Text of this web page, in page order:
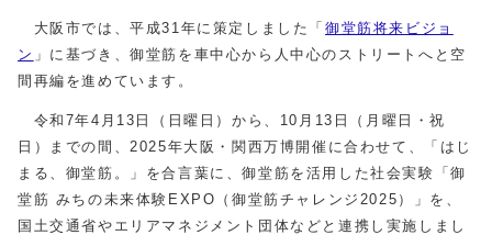
大阪市では、平成31年に策定しました「 御堂筋将来ビジョ
ン 」に基づき、御堂筋を車中心から人中心のストリートへと空
間再編を進めています。
令和7年4月13日（日曜日）から、10月13日（月曜日・祝
日）までの間、2025年大阪・関西万博開催に合わせて、「はじ
まる、御堂筋。」を合言葉に、御堂筋を活用した社会実験「御
堂筋 みちの未来体験EXPO（御堂筋チャレンジ2025）」を、
国土交通省やエリアマネジメント団体などと連携し実施しまし